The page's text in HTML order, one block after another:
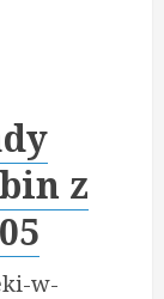
z
w-